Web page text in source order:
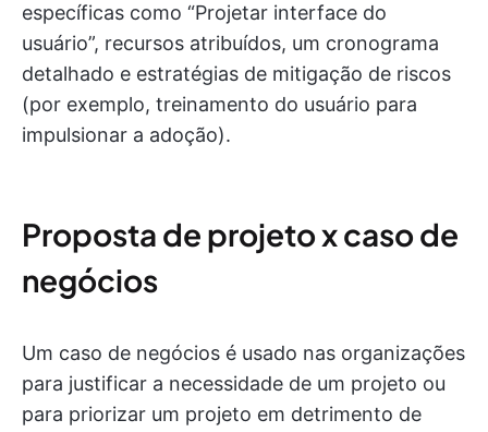
específicas como “Projetar interface do
usuário”, recursos atribuídos, um cronograma
detalhado e estratégias de mitigação de riscos
(por exemplo, treinamento do usuário para
impulsionar a adoção).
Proposta de projeto x caso de
negócios
Um caso de negócios é usado nas organizações
para justificar a necessidade de um projeto ou
para priorizar um projeto em detrimento de